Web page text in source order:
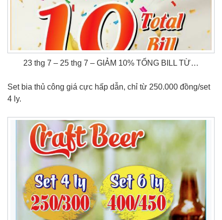
23 thg 7 – 25 thg 7 – GIẢM 10% TỔNG BILL TỪ…
Set bia thủ công giá cực hấp dẫn, chỉ từ 250.000 đồng/set
4 ly.